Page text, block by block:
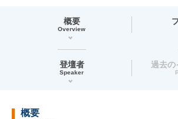
概要
Overview
登壇者
Speaker
過去の
概要